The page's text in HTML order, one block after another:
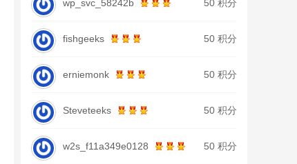
wp_svc_58242b 50 积分
fishgeeks 50 积分
erniemonk 50 积分
Steveteeks 50 积分
w2s_f11a349e0128 50 积分